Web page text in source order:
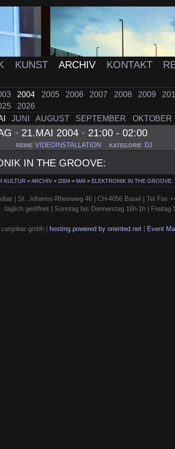
KUNST ARCHIV KONTAKT
2004 2005 2006 2007 2008 2009
2026
JUNI AUGUST SEPTEMBER OKTOBER
• 21.MAI 2004 • 21:00 - 02:00
REIHE VIDEOINSTALLATION KATEGORIE DJ
IN THE GROOVE:
KULTUR >ARCHIV >2004 > MAI > ELEKTRONIK IN THE GROOVE:
| St. Johanns-Rheinweg 46 | CH-4056 Basel | Tel Fax
täglich geöffnet | Sonntag bis Donnerstag 16h-1h | Freitag
gmbh | hosting powered by oriented.net| Event